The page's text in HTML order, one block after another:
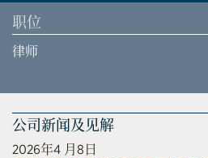
职位
律师
公司新闻及见解
2026年4 月8日